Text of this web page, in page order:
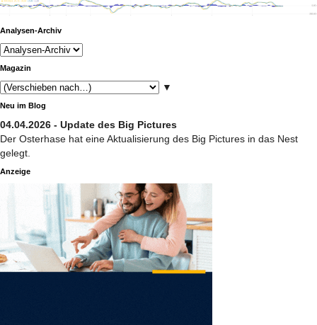
Analysen-Archiv
Magazin
▼
Neu im Blog
04.04.2026 - Update des Big Pictures
Der Osterhase hat eine Aktualisierung des Big Pictures in das Nest
gelegt.
Anzeige